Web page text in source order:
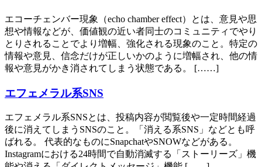
エコーチェンバー現象（echo chamber effect）とは、意見や思
想や情報などが、価値観の近い者同士のコミュニティでやり
とりされることでより増幅、強化される現象のこと。特定の
情報や意見、信念だけが正しいかのように増幅され、他の情
報や意見がかき消されてしまう状態である。 [……]
エフェメラル系SNS
エフェメラル系SNSとは、投稿内容が閲覧後や一定時間経過
後に消えてしまうSNSのこと。「消える系SNS」などとも呼
ばれる。 代表的なものにSnapchatやSNOWなどがある。
Instagramにおける24時間で自動消滅する「ストーリーズ」機